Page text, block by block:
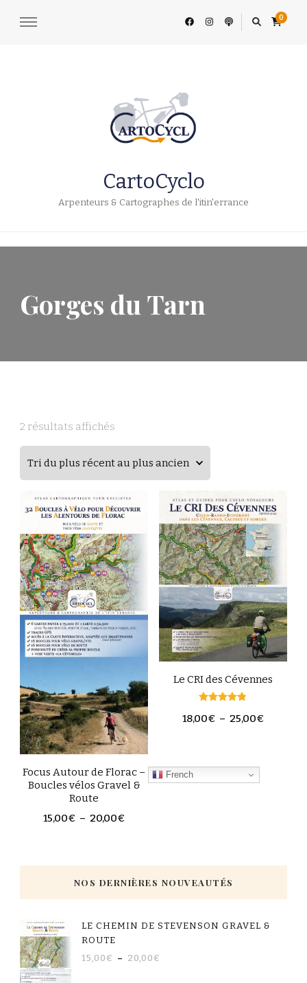
0
CartoCyclo
Arpenteurs & Cartographes de l'itin'errance
Gorges du Tarn
2 résultats affichés
Focus Autour de Florac –
Boucles vélos Gravel &
Route
15,00€ – 20,00€
Le CRI des Cévennes
4.80
18,00€ – 25,00€
French
NOS DERNIÈRES NOUVEAUTÉS
LE CHEMIN DE STEVENSON GRAVEL &
ROUTE
15,00€ – 20,00€